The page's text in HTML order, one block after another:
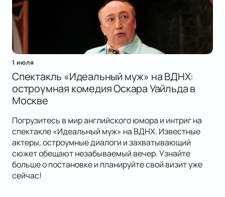
1 июля
Спектакль «Идеальный муж» на ВДНХ:
остроумная комедия Оскара Уайльда в
Москве
Погрузитесь в мир английского юмора и интриг на
спектакле «Идеальный муж» на ВДНХ. Известные
актеры, остроумные диалоги и захватывающий
сюжет обещают незабываемый вечер. Узнайте
больше о постановке и планируйте свой визит уже
сейчас!